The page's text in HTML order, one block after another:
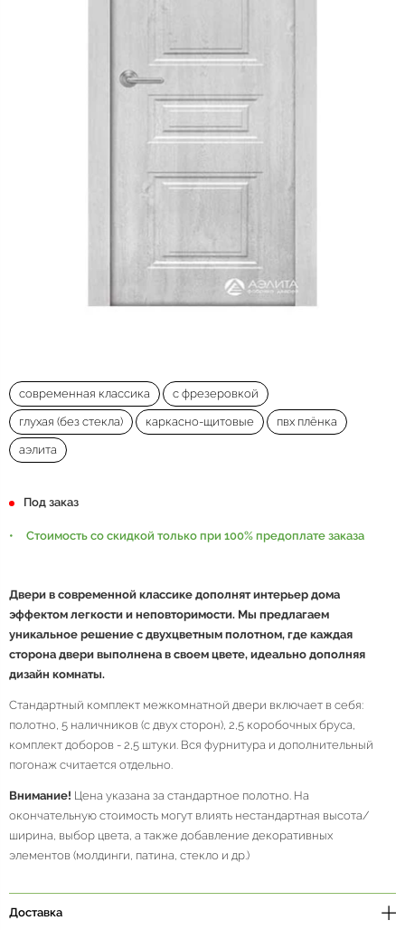
современная классика с фрезеровкой
глухая (без стекла) каркасно-щитовые пвх плёнка
аэлита
Под заказ
Стоимость со скидкой только при 100% предоплате заказа
Двери в современной классике дополнят интерьер дома
эффектом легкости и неповторимости. Мы предлагаем
уникальное решение с двухцветным полотном, где каждая
сторона двери выполнена в своем цвете, идеально дополняя
дизайн комнаты.
Стандартный комплект межкомнатной двери включает в себя:
полотно, 5 наличников (с двух сторон), 2,5 коробочных бруса,
комплект доборов - 2,5 штуки. Вся фурнитура и дополнительный
погонаж считается отдельно.
Внимание! Цена указана за стандартное полотно. На
окончательную стоимость могут влиять нестандартная высота/
ширина, выбор цвета, а также добавление декоративных
элементов (молдинги, патина, стекло и др.)
Доставка